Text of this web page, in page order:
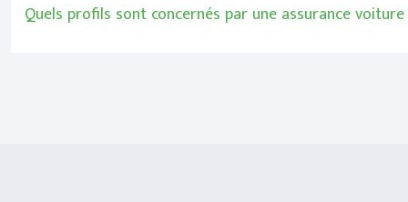
Quels profils sont concernés par une assurance